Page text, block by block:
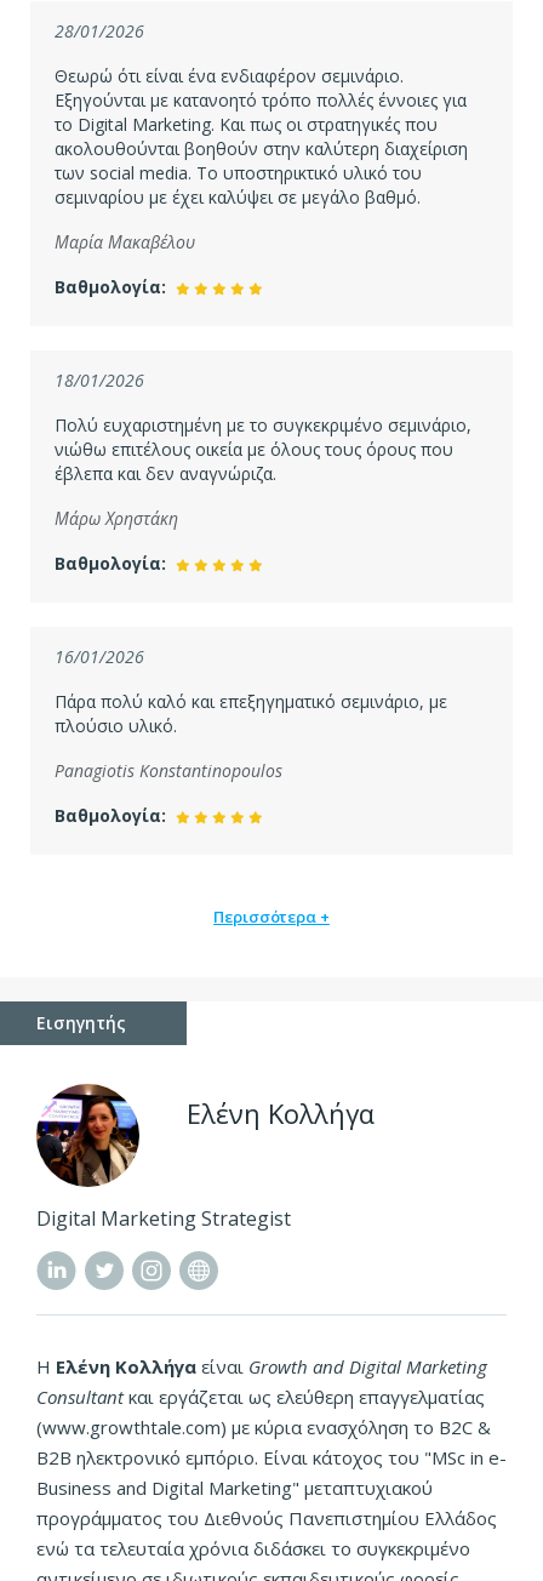
28/01/2026
Θεωρώ ότι είναι ένα ενδιαφέρον σεμινάριο.
Εξηγούνται με κατανοητό τρόπο πολλές έννοιες για
το Digital Marketing. Και πως οι στρατηγικές που
ακολουθούνται βοηθούν στην καλύτερη διαχείριση
των social media. Το υποστηρικτικό υλικό του
σεμιναρίου με έχει καλύψει σε μεγάλο βαθμό.
Μαρία Μακαβέλου
Βαθμολογία:
18/01/2026
Πολύ ευχαριστημένη με το συγκεκριμένο σεμινάριο,
νιώθω επιτέλους οικεία με όλους τους όρους που
έβλεπα και δεν αναγνώριζα.
Μάρω Χρηστάκη
Βαθμολογία:
16/01/2026
Πάρα πολύ καλό και επεξηγηματικό σεμινάριο, με
πλούσιο υλικό.
Panagiotis Konstantinopoulos
Βαθμολογία:
Περισσότερα +
Εισηγητής
Ελένη Κολλήγα
Digital Marketing Strategist
Η Ελένη Κολλήγα είναι Growth and Digital Marketing
Consultantκαι εργάζεται ως ελεύθερη επαγγελματίας
(www.growthtale.com) με κύρια ενασχόληση το B2C &
B2B ηλεκτρονικό εμπόριο. Είναι κάτοχος του "MSc in e-
Business and Digital Marketing" μεταπτυχιακού
προγράμματος του Διεθνούς Πανεπιστημίου Ελλάδος
ενώ τα τελευταία χρόνια διδάσκει το συγκεκριμένο